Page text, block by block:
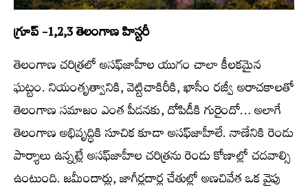
గ్రూప్ -1,2,3 తెలంగాణ హిస్ట‌రీ
తెలంగాణ చరిత్రలో అసఫ్‌జాహీల యుగం చాలా కీలకమైన
ఘట్టం. నియంతృత్వానికి, వెట్టిచాకిరీకి, ఖాసీం రజ్వీ అరాచకాలతో
తెలంగాణ సమాజం ఎంత పీడనకు, దోపిడీకి గురైందో… అలాగే
తెలంగాణ అభివృద్ధికి సూచిక కూడా అసఫ్‌జాహీలే. నాణేనికి రెండు
పార్శాలు ఉన్నట్లే అసఫ్‌జాహీల చరిత్రను రెండు కోణాల్లో చదవాల్సి
ఉంటుంది. జమీందార్లు, జాగీర్లదార్ల చేతుల్లో అణచివేత ఒక వైపు